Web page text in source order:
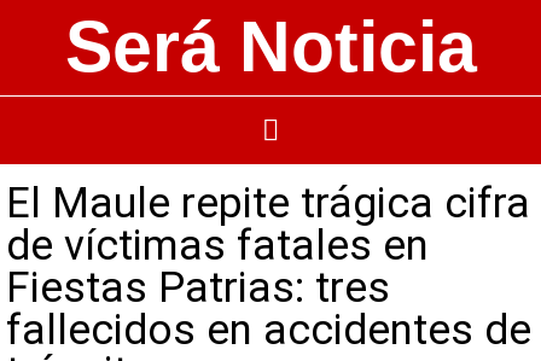
Será Noticia
El Maule repite trágica cifra
de víctimas fatales en
Fiestas Patrias: tres
fallecidos en accidentes de